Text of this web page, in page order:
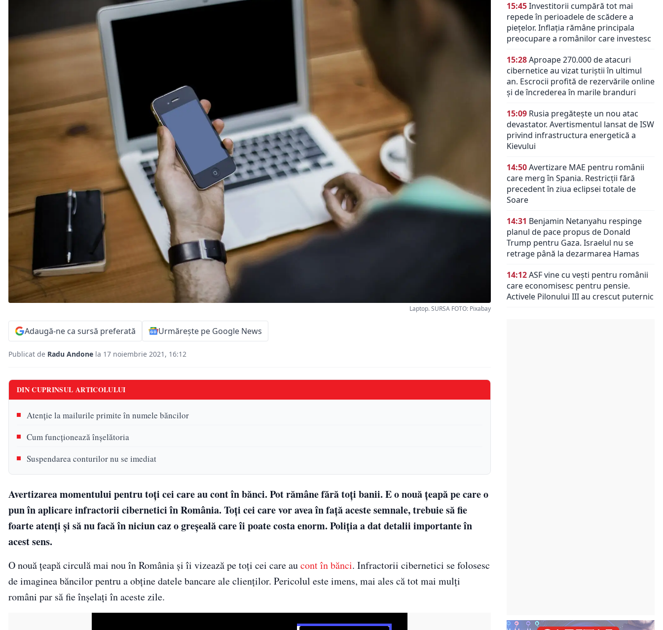
Laptop. SURSA FOTO: Pixabay
Adaugă-ne ca sursă preferată Urmărește pe Google News
Publicat de Radu Andone la 17 noiembrie 2021, 16:12
DIN CUPRINSUL ARTICOLULUI
Atenție la mailurile primite în numele băncilor
Cum funcţionează înşelătoria
Suspendarea conturilor nu se imediat
Avertizarea momentului pentru toți cei care au cont în bănci. Pot rămâne fără toți banii. E o nouă țeapă pe care o
pun în aplicare infractorii cibernetici în România. Toți cei care vor avea în față aceste semnale, trebuie să fie
foarte atenți și să nu facă în niciun caz o greșeală care îi poate costa enorm. Poliția a dat detalii importante în
acest sens.
O nouă țeapă circulă mai nou în România și îi vizează pe toți cei care aucont în bănci. Infractorii cibernetici se folosesc
de imaginea băncilor pentru a obţine datele bancare ale clienţilor. Pericolul este imens, mai ales că tot mai mulți
români par să fie înșelați în aceste zile.
15:45Investitorii cumpără tot mai
repede în perioadele de scădere a
piețelor. Inflația rămâne principala
preocupare a românilor care investesc
15:28Aproape 270.000 de atacuri
cibernetice au vizat turiștii în ultimul
an. Escrocii profită de rezervările online
și de încrederea în marile branduri
15:09 Rusia pregătește un nou atac
devastator. Avertismentul lansat de ISW
privind infrastructura energetică a
Kievului
14:50Avertizare MAE pentru românii
care merg în Spania. Restricții fără
precedent în ziua eclipsei totale de
Soare
14:31 Benjamin Netanyahu respinge
planul de pace propus de Donald
Trump pentru Gaza. Israelul nu se
retrage până la dezarmarea Hamas
14:12ASF vine cu vești pentru românii
care economisesc pentru pensie.
Activele Pilonului III au crescut puternic